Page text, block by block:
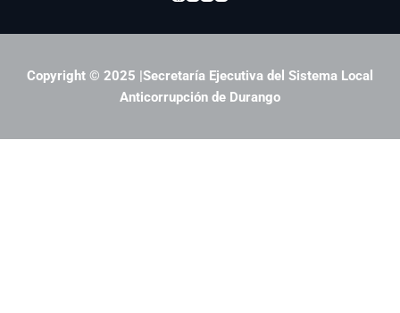
Copyright © 2025 |Secretaría Ejecutiva del Sistema Local
Anticorrupción de Durango